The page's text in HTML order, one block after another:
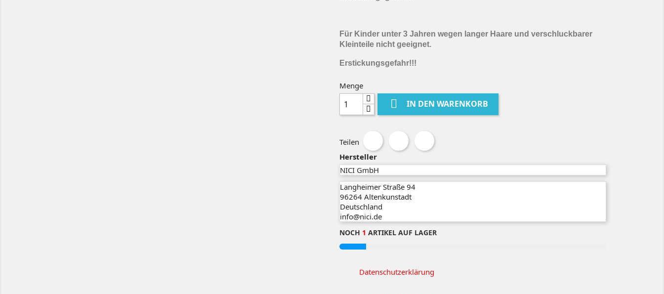
Für Kinder unter 3 Jahren wegen langer Haare und verschluckbarer
Kleinteile nicht geeignet.
Erstickungsgefahr!!!
Menge
 IN DEN WARENKORB
Teilen
Hersteller
NICI GmbH
Langheimer Straße 94
96264 Altenkunstadt
Deutschland
info@nici.de
NOCH 1 ARTIKEL AUF LAGER
Datenschutzerklärung